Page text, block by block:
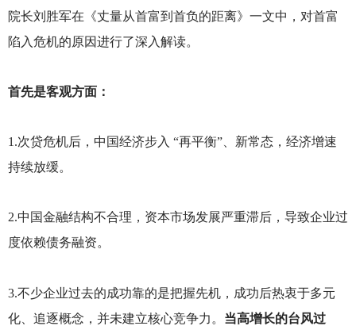
院长刘胜军在《丈量从首富到首负的距离》一文中，对首富
陷入危机的原因进行了深入解读。
首先是客观方面：
1.次贷危机后，中国经济步入 “再平衡”、新常态，经济增速
持续放缓。
2.中国金融结构不合理，资本市场发展严重滞后，导致企业过
度依赖债务融资。
3.不少企业过去的成功靠的是把握先机，成功后热衷于多元
化、追逐概念，并未建立核心竞争力。 当高增长的台风过